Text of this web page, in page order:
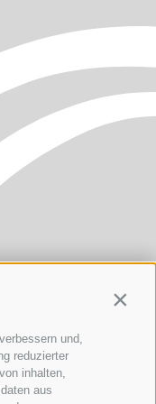
und,
reduzierter
inhalten,
aus